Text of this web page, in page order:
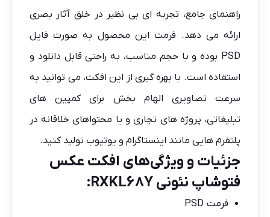
راهنمای جامع، تجربه ای بی نظیر در خلق آثار بصری
ارائه می دهد. فرمت این محصول به صورت فایل
PSD بوده و با حجم مناسب، به راحتی قابل دانلود و
استفاده است. با بهره گیری از این افکت، می توانید به
سرعت تصاویری الهام بخش برای کمپین های
تبلیغاتی، پروژه های تجاری و یا محتواهای خلاقانه در
پلتفرم هایی مانند اینستاگرام و یوتیوب تولید کنید.
جزئیات و ویژگی‌های افکت عکس
فتوشاپ نئونی RXKL68Y:
فرمت PSD